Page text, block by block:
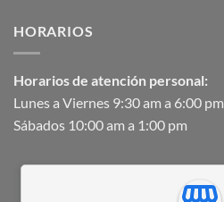
HORARIOS
Horarios de atención personal:
Lunes a Viernes 9:30 am a 6:00 pm
Sábados 10:00 am a 1:00 pm